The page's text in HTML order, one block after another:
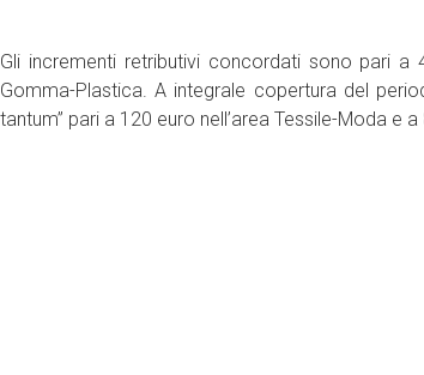
Gli incrementi retributivi concordati sono pari a
Gomma-Plastica. A integrale copertura del
tantum” pari a 120 euro nell’area Tessile-Moda e